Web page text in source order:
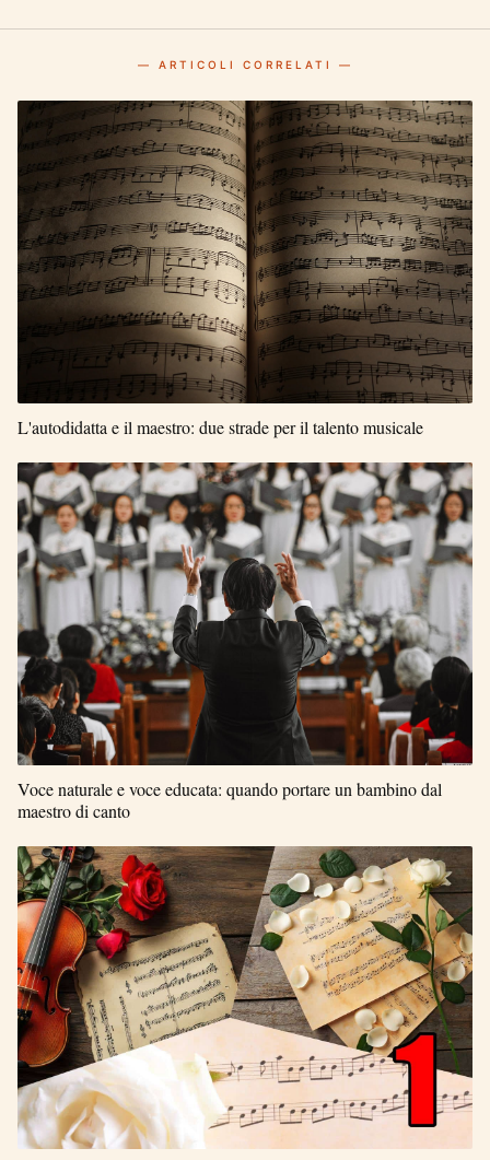
— ARTICOLI CORRELATI —
L'autodidatta e il maestro: due strade per il talento musicale
Voce naturale e voce educata: quando portare un bambino dal
maestro di canto